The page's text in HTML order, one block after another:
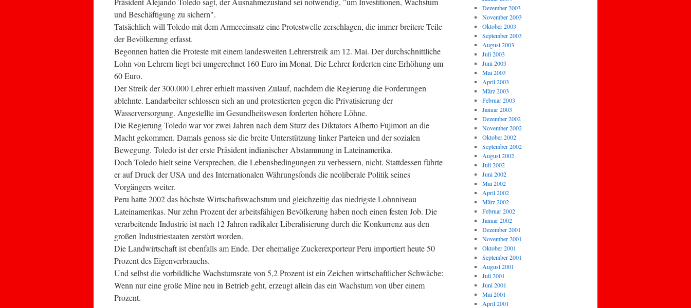
und Beschäftigung zu sichern".
Tatsächlich will Toledo mit dem Armeeeinsatz eine Protestwelle zerschlagen, die immer breitere Teile
der Bevölkerung erfasst.
Begonnen hatten die Proteste mit einem landesweiten Lehrerstreik am 12. Mai. Der durchschnittliche
Lohn von Lehrern liegt bei umgerechnet 160 Euro im Monat. Die Lehrer forderten eine Erhöhung um
60 Euro.
Der Streik der 300.000 Lehrer erhielt massiven Zulauf, nachdem die Regierung die Forderungen
ablehnte. Landarbeiter schlossen sich an und protestierten gegen die Privatisierung der
Wasserversorgung. Angestellte im Gesundheitswesen forderten höhere Löhne.
Die Regierung Toledo war vor zwei Jahren nach dem Sturz des Diktators Alberto Fujimori an die
Macht gekommen. Damals genoss sie die breite Unterstützung linker Parteien und der sozialen
Bewegung. Toledo ist der erste Präsident indianischer Abstammung in Lateinamerika.
Doch Toledo hielt seine Versprechen, die Lebensbedingungen zu verbessern, nicht. Stattdessen führte
er auf Druck der USA und des Internationalen Währungsfonds die neoliberale Politik seines
Vorgängers weiter.
Peru hatte 2002 das höchste Wirtschaftswachstum und gleichzeitig das niedrigste Lohnniveau
Lateinamerikas. Nur zehn Prozent der arbeitsfähigen Bevölkerung haben noch einen festen Job. Die
verarbeitende Industrie ist nach 12 Jahren radikaler Liberalisierung durch die Konkurrenz aus den
großen Industriestaaten zerstört worden.
Die Landwirtschaft ist ebenfalls am Ende. Der ehemalige Zuckerexporteur Peru importiert heute 50
Prozent des Eigenverbrauchs.
Und selbst die vorbildliche Wachstumsrate von 5,2 Prozent ist ein Zeichen wirtschaftlicher Schwäche:
Wenn nur eine große Mine neu in Betrieb geht, erzeugt allein das ein Wachstum von über einem
Prozent.
Dezember 2003
November 2003
Oktober 2003
September 2003
August 2003
Juli 2003
Juni 2003
Mai 2003
April 2003
März 2003
Februar 2003
Januar 2003
Dezember 2002
November 2002
Oktober 2002
September 2002
August 2002
Juli 2002
Juni 2002
Mai 2002
April 2002
März 2002
Februar 2002
Januar 2002
Dezember 2001
November 2001
Oktober 2001
September 2001
August 2001
Juli 2001
Juni 2001
Mai 2001
April 2001